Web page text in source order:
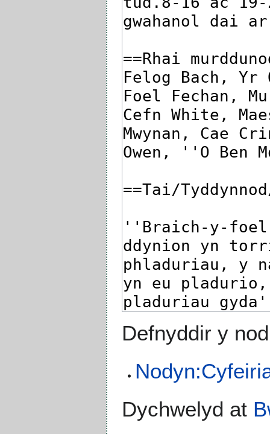
Defnyddir y
Dychwelyd at